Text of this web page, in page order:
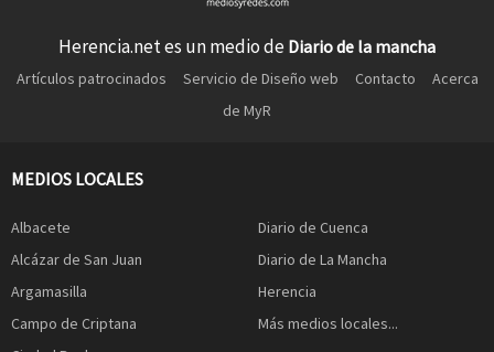
Herencia.net es un medio de Diario de la mancha
Artículos patrocinados Servicio de Diseño web Contacto
Acerca
de MyR
MEDIOS LOCALES
Albacete
Alcázar de San Juan
Argamasilla
Campo de Criptana
Diario de Cuenca
Diario de La Mancha
Herencia
Más medios locales...